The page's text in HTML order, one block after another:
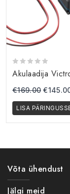
0
of
€169.00 €
LISA
Võta ühendust
Jälgi meid